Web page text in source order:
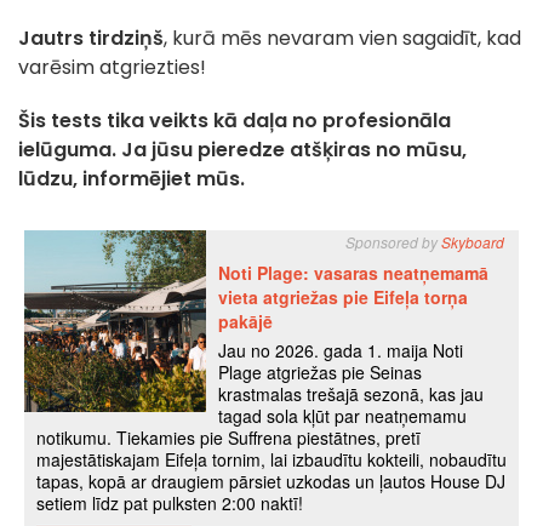
Jautrs tirdziņš, kurā mēs nevaram vien sagaidīt, kad
varēsim atgriezties!
Šis tests tika veikts kā daļa no profesionāla
ielūguma. Ja jūsu pieredze atšķiras no mūsu,
lūdzu, informējiet mūs.